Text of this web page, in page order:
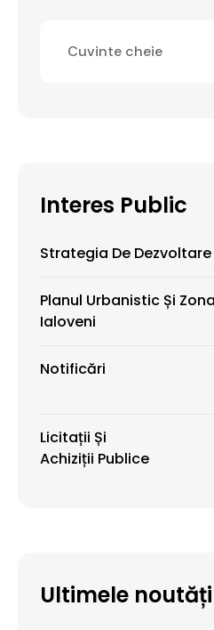
Interes Public
Strategia De
Planul Urbanistic Și
Ialoveni
Notificări
Licitații Și
Achiziții Publice
Ultimele noutăți